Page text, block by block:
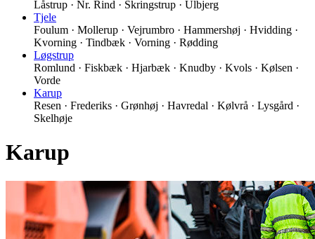
Låstrup · Nr. Rind · Skringstrup · Ulbjerg
Tjele
Foulum · Mollerup · Vejrumbro · Hammershøj · Hvidding ·
Kvorning · Tindbæk · Vorning · Rødding
Løgstrup
Romlund · Fiskbæk · Hjarbæk · Knudby · Kvols · Kølsen ·
Vorde
Karup
Resen · Frederiks · Grønhøj · Havredal · Kølvrå · Lysgård ·
Skelhøje
Karup